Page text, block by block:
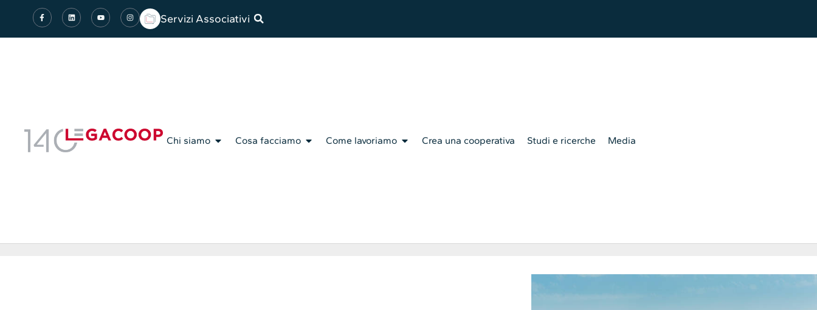
Servizi Associativi
Chi siamo Cosa facciamo Come lavoriamo Crea una cooperativa Studi e ricerche Media